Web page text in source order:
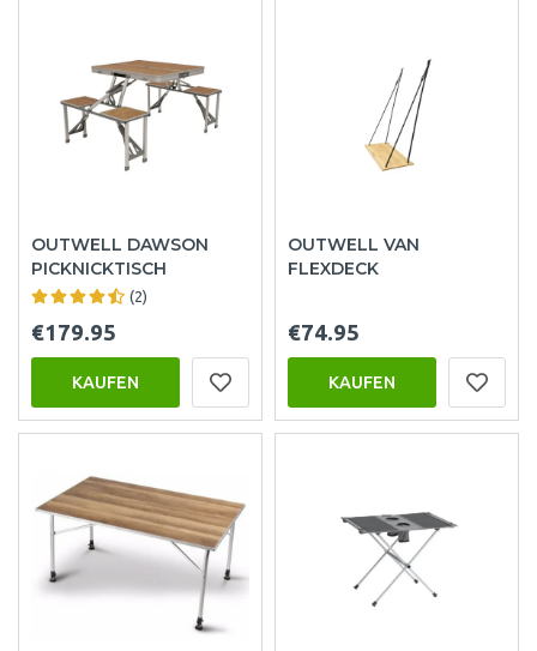
OUTWELL DAWSON
PICKNICKTISCH
(2)
€179.95
KAUFEN
OUTWELL VAN
FLEXDECK
€74.95
KAUFEN